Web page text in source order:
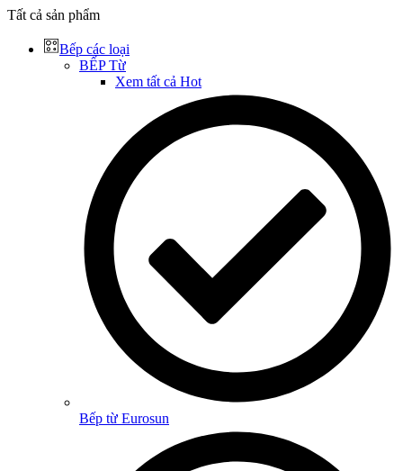
Tất cả sản phẩm
Bếp các loại
BẾP Từ
Xem tất cả Hot
Bếp từ Eurosun